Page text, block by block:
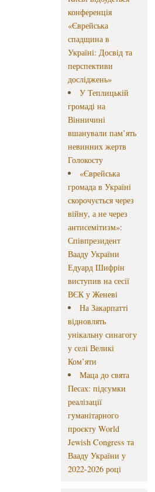
конференція
«Єврейська
спадщина в
Україні: Досвід та
перспективи
досліджень»
У Теплицькій
громаді на
Вінничині
вшанували пам’ять
невинних жертв
Голокосту
«Єврейська
громада в Україні
скорочується через
війну, а не через
антисемітизм»:
Співпрезидент
Вааду України
Едуард Шифрін
виступив на сесії
ВЄК у Женеві
На Закарпатті
відновлять
унікальну синагогу
у селі Великі
Ком’яти
Маца до свята
Песах: підсумки
реалізації
гуманітарного
проєкту World
Jewish Congress та
Вааду України у
2022-2026 році